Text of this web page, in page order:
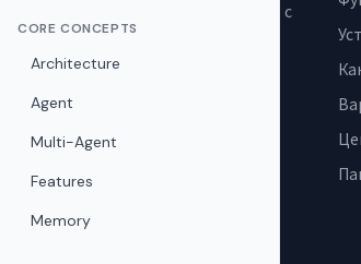
CORE CONCEPTS
Architecture
Agent
Multi-Agent
Features
Memory
Персональный AI-ассистент с
открытым исходным кодом.
Самостоятельный хостинг,
бесплатно.